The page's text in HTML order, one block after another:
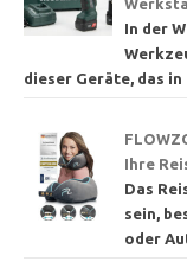
In der
dieser Geräte, das
Ihre
Das
sein,
oder